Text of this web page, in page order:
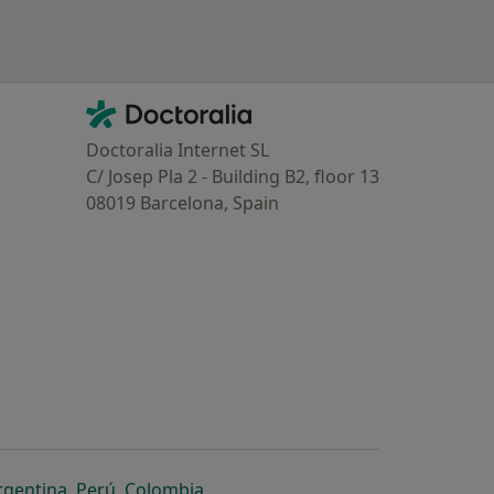
Contacto
Doctoralia - Homepage
Doctoralia Internet SL
C/ Josep Pla 2 - Building B2, floor 13
08019 Barcelona, Spain
separador
num novo separador
abre num novo separador
abre num novo separador
abre num novo separador